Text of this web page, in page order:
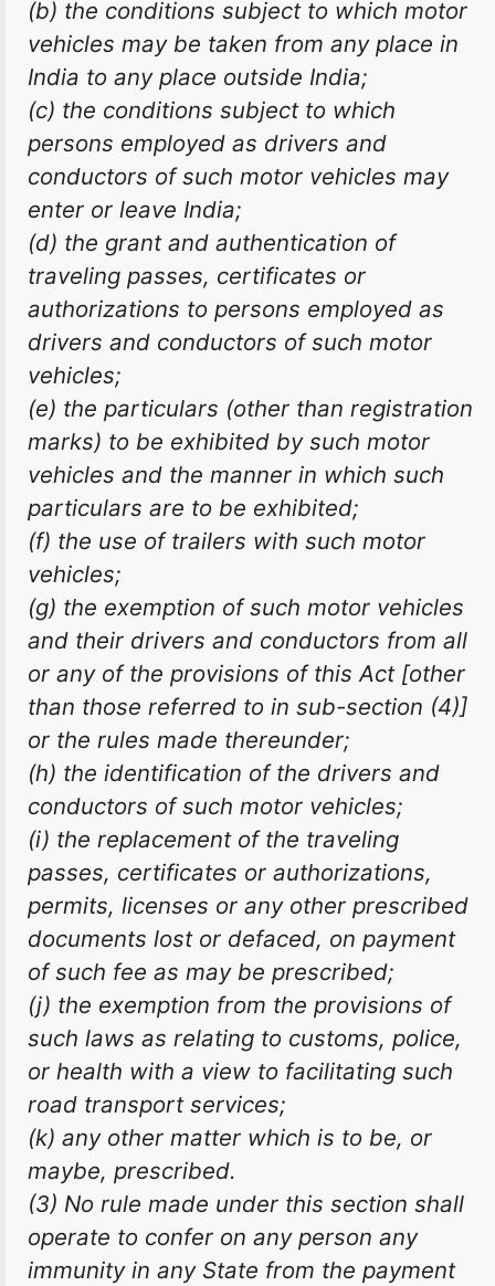
(b) the conditions subject to which motor
vehicles may be taken from any place in
India to any place outside India;
(c) the conditions subject to which
persons employed as drivers and
conductors of such motor vehicles may
enter or leave India;
(d) the grant and authentication of
traveling passes, certificates or
authorizations to persons employed as
drivers and conductors of such motor
vehicles;
(e) the particulars (other than registration
marks) to be exhibited by such motor
vehicles and the manner in which such
particulars are to be exhibited;
(f) the use of trailers with such motor
vehicles;
(g) the exemption of such motor vehicles
and their drivers and conductors from all
or any of the provisions of this Act [other
than those referred to in sub-section (4)]
or the rules made thereunder;
(h) the identification of the drivers and
conductors of such motor vehicles;
(i) the replacement of the traveling
passes, certificates or authorizations,
permits, licenses or any other prescribed
documents lost or defaced, on payment
of such fee as may be prescribed;
(j) the exemption from the provisions of
such laws as relating to customs, police,
or health with a view to facilitating such
road transport services;
(k) any other matter which is to be, or
maybe, prescribed.
(3) No rule made under this section shall
operate to confer on any person any
immunity in any State from the payment